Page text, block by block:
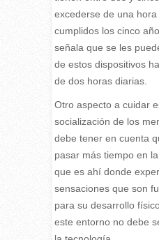
excederse de una
cumplidos los cinco
señala que se les
de estos dispositivos
de dos horas diarias.
Otro aspecto a cuidar
socialización de los
debe tener en cuenta
pasar más tiempo en
que es ahí donde
sensaciones que son
para su desarrollo
este entorno no debe